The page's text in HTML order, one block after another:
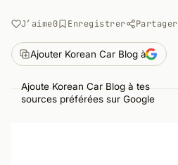
J’aime0 Enregistrer Partager
Ajouter Korean Car Blog à
Ajoute Korean Car Blog à tes
sources préférées sur Google